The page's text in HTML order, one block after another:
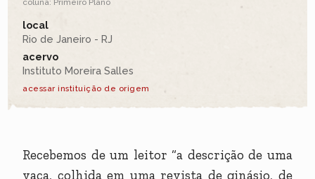
coluna: Primeiro Plano
local
Rio de Janeiro - RJ
acervo
Instituto Moreira Salles
acessar instituição de origem
Recebemos de um leitor “a descrição de uma
vaca, colhida em uma revista de ginásio, de